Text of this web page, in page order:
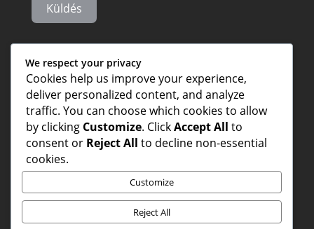
Küldés
We respect your privacy
Cookies help us improve your experience,
deliver personalized content, and analyze
traffic. You can choose which cookies to allow
by clicking Customize. ClickAccept All to
consent or Reject All to decline non-essential
cookies.
Customize
Reject All